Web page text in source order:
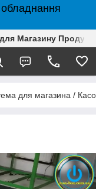
обладнання
Магазину
для магазина /